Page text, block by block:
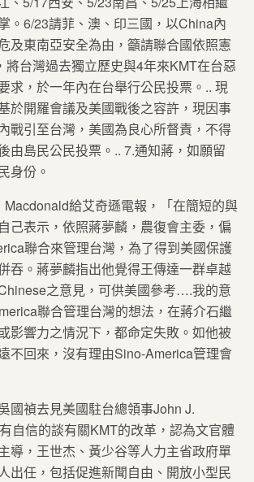
。6/23請菲、澳、印三國，以China內
及東南亞安全為由，籲請聯合國依照憲
將台灣過去獨立歷史與4年來KMT在台惡
求，於一年內在台舉行公民投票。.. 現
於開羅會議及美國戰後之容許，現因事
戰引至台灣，美國為良心所督責，不得
由島民公民投票。.. 7.通知蔣，如願留
身份。
Macdonald給艾奇遜電報，「在簡短的與
己表示，依照蔣夢麟，農復會主委，偏
聯合來管理台灣，為了得到美國保護
吞。蔣夢麟指出他覺得王傳達一群卓越
之意見，可供美國參考….我的意
聯合管理台灣的想法，在蔣介石繼
影響力之情況下，都命定失敗。如他被
不回來，沒有理由Sino-America管理會
國禎去見美國駐台總領事John J.
自信的談有關KMT的改革，認為文官體
導，王世杰、黃少谷等人力主省政府單
出任，包括促進新聞自由、開放小型民